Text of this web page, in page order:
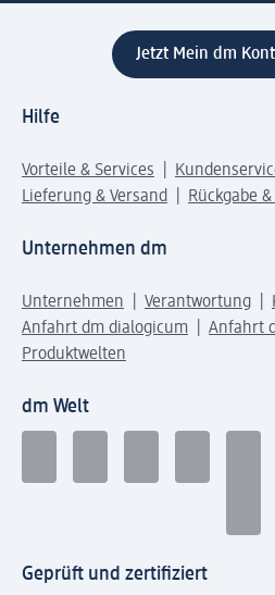
Jetzt Mein dm
Hilfe
Vorteile & Services
Lieferung & Versand
Rückgabe
Unternehmen dm
Unternehmen Verantwortung
Anfahrt dm dialogicum
Anfahrt
Produktwelten
dm Welt
Geprüft und zertifiziert